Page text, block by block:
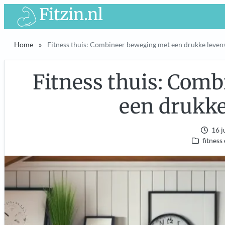
naar
inhoud
Fitzin.nl
Home » Fitness thuis: Combineer beweging met een drukke
Fitness thuis:
een
16
fitness